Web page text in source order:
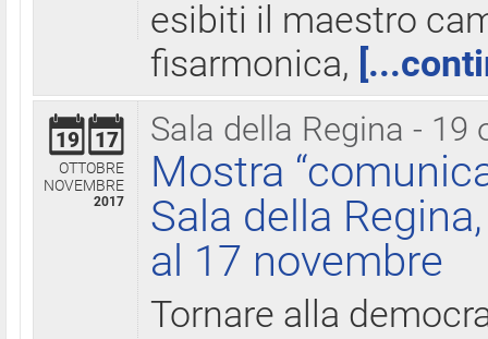
esibiti il maestro
fisarmonica,
Sala della Regina - 19
19 17
OTTOBRE
NOVEMBRE
2017
Mostra
Sala della
al 17 novembre
Tornare alla